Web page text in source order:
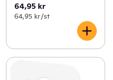
64,95 kr
64,95 kr /st